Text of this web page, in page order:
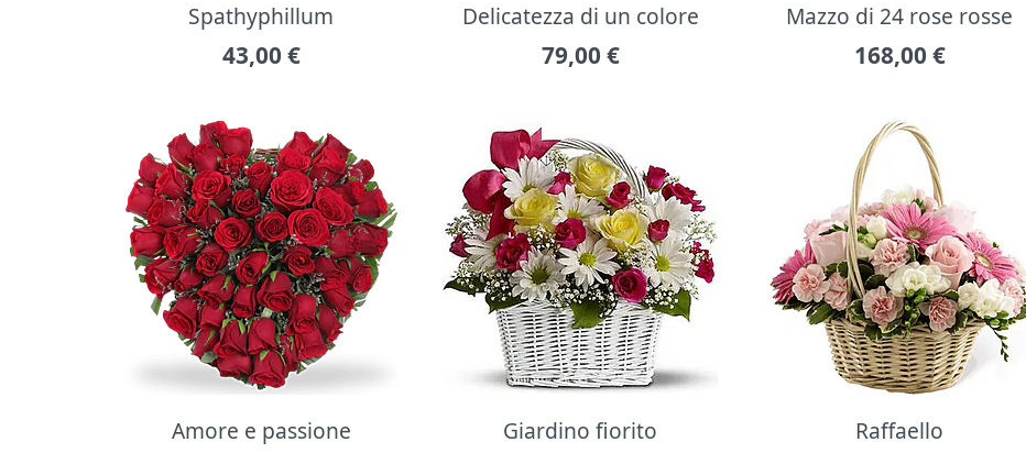
Spathyphillum
43,00 €
Delicatezza di un colore
79,00 €
Mazzo di 24 rose rosse
168,00 €
Amore e passione Giardino fiorito Raffaello